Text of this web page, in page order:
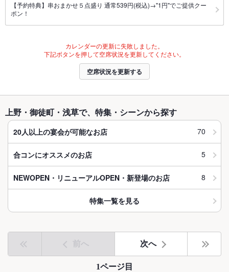
【予約特典】串おまかせ５点盛り 通常539円(税込)→"1円"でご提供クー
ポン！
カレンダーの更新に失敗しました。
下記ボタンを押して空席状況を更新してください。
空席状況を更新する
上野・御徒町・浅草で、特集・シーンから探す
20人以上の宴会が可能なお店 70
合コンにオススメのお店 5
NEWOPEN・リニューアルOPEN・新登場のお店 8
特集一覧を見る
前へ 次へ
1ページ目